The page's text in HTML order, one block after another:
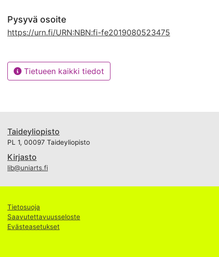
Pysyvä osoite
https://urn.fi/URN:NBN:fi-fe2019080523475
Tietueen kaikki tiedot
Taideyliopisto
PL 1, 00097 Taideyliopisto
Kirjasto
lib@uniarts.fi
Tietosuoja
Saavutettavuusseloste
Evästeasetukset